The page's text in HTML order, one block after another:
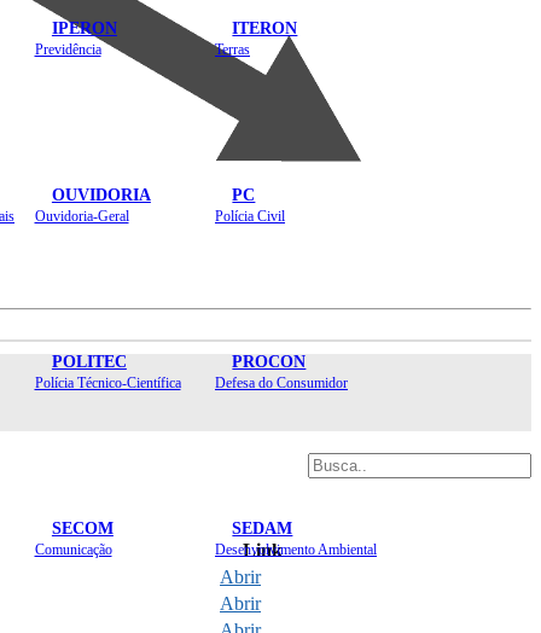
IPERON
Previdência
ITERON
Terras
OUVIDORIA
Ouvidoria-Geral
PC
Polícia Civil
POLITEC
Polícia Técnico-Científica
PROCON
Defesa do Consumidor
SECOM
Comunicação
SEDAM
Desenvolvimento Ambiental
Link
Abrir
Abrir